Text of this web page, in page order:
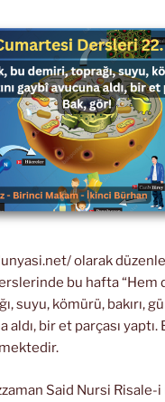
olarak
bu hafta “Hem
suyu, kömürü, bakırı,
aldı, bir et parçası yaptı.
Said Nursi Risale-i